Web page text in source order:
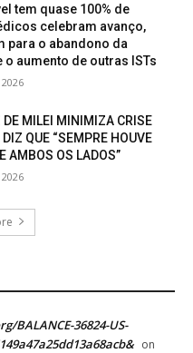
tem quase 100% de
celebram avanço,
para o abandono da
o aumento de outras ISTs
DE MILEI MINIMIZA CRISE
QUE “SEMPRE HOUVE
AMBOS OS LADOS”
BALANCE-36824-US-
on